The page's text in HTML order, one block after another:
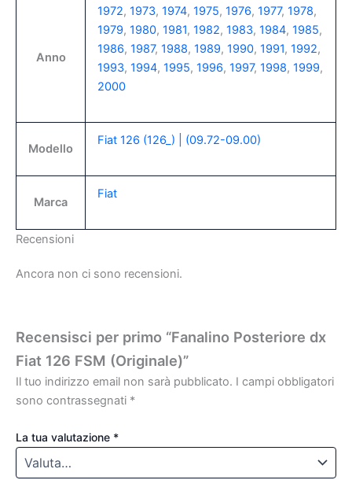
Anno
1972, 1973, 1974, 1975, 1976, 1977, 1978,
1979, 1980, 1981, 1982, 1983, 1984, 1985,
1986, 1987, 1988, 1989, 1990, 1991, 1992,
1993, 1994, 1995, 1996, 1997, 1998, 1999,
2000
Modello
Fiat 126 (126_) | (09.72-09.00)
Marca
Fiat
Recensioni
Ancora non ci sono recensioni.
Recensisci per primo “Fanalino Posteriore dx
Fiat 126 FSM (Originale)”
Il tuo indirizzo email non sarà pubblicato. I campi obbligatori
sono contrassegnati *
La tua valutazione *